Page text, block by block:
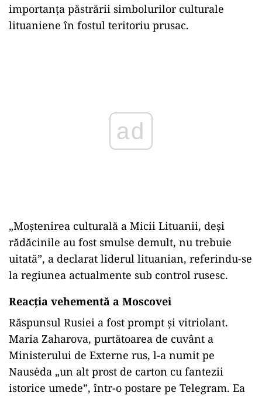
importanța păstrării simbolurilor culturale
lituaniene în fostul teritoriu prusac.
„Moștenirea culturală a Micii Lituanii, deși
rădăcinile au fost smulse demult, nu trebuie
uitată”, a declarat liderul lituanian, referindu-se
la regiunea actualmente sub control rusesc.
Reacția vehementă a Moscovei
Răspunsul Rusiei a fost prompt și vitriolant.
Maria Zaharova, purtătoarea de cuvânt a
Ministerului de Externe rus, l-a numit pe
Nausėda „un alt prost de carton cu fantezii
istorice umede”, într-o postare pe Telegram. Ea